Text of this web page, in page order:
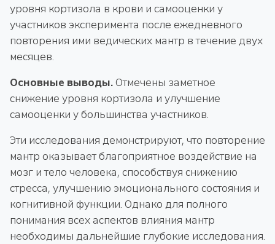
уровня кортизола в крови и самооценки у
участников эксперимента после ежедневного
повторения ими ведических мантр в течение двух
месяцев.
Основные выводы.Отмечены заметное
снижение уровня кортизола и улучшение
самооценки у большинства участников.
Эти исследования демонстрируют, что повторение
мантр оказывает благоприятное воздействие на
мозг и тело человека, способствуя снижению
стресса, улучшению эмоционального состояния и
когнитивной функции. Однако для полного
понимания всех аспектов влияния мантр
необходимы дальнейшие глубокие исследования.